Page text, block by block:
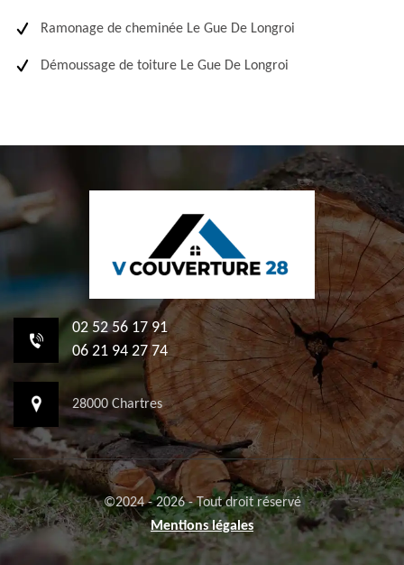
Ramonage de cheminée Le Gue De Longroi
Démoussage de toiture Le Gue De Longroi
02 52 56 17 91
06 21 94 27 74
28000 Chartres
©2024 - 2026 - Tout droit réservé
Mentions légales